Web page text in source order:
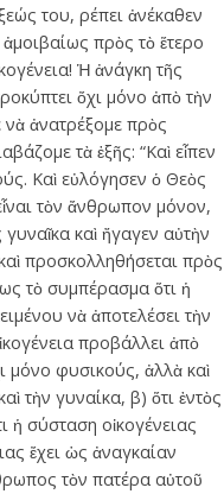
του, ρέπει ἀνέκαθεν
πρὸς τὸ ἕτερο
Ἡ ἀνάγκη τῆς
ὄχι μόνο ἀπὸ τὴν
νὰ ἀνατρέξομε πρὸς
τὰ ἑξῆς: “Καὶ εἶπεν
Καὶ εὐλόγησεν ὁ Θεὸς
τὸν ἄνθρωπον μόνον,
καὶ ἤγαγεν αὐτὴν
προσκολληθήσεται πρὸς
τὸ συμπέρασμα ὅτι ἡ
νὰ ἀποτελέσει τὴν
προβάλλει ἀπὸ
μόνο φυσικούς, ἀλλὰ καὶ
τὴν γυναίκα, β) ὅτι ἐντὸς
ἡ σύσταση οἰκογένειας
ἔχει ὡς ἀναγκαίαν
τὸν πατέρα αὐτοῦ